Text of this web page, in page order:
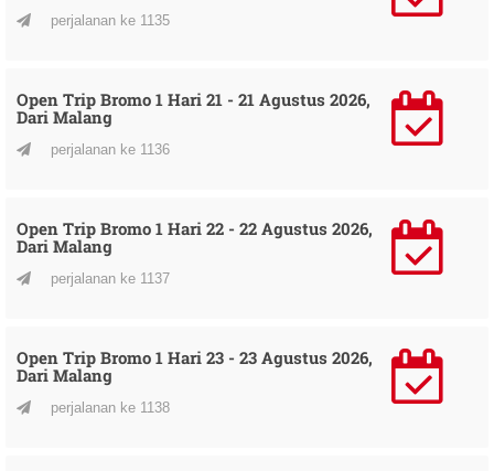
perjalanan ke 1135
Open Trip Bromo 1 Hari 21 - 21 Agustus 2026,
Dari Malang
perjalanan ke 1136
Open Trip Bromo 1 Hari 22 - 22 Agustus 2026,
Dari Malang
perjalanan ke 1137
Open Trip Bromo 1 Hari 23 - 23 Agustus 2026,
Dari Malang
perjalanan ke 1138